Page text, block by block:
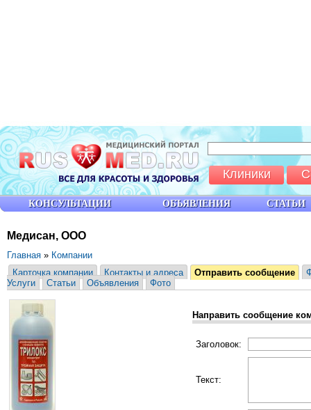
Медисан, ООО
Главная » Компании
Карточка компании
Контакты и адреса Отправить сообщение
Услуги
Статьи Объявления Фото
Направить сообщение
Заголовок:
Текст:
КОНСУЛЬТАЦИИ ОБЪЯВЛЕНИЯ СТАТЬИ
Клиники